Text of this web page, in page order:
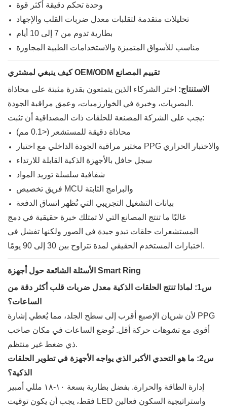
وحدة تحكم دقيقة أكثر قوة
تحليلات متقدمة لتقلبات معدل ضربات القلب والإجهاد
بطارية تدوم من 7 إلى 10 أيام
مناسب للأسواق المتميزة والاستخدامات الطبية المجاورة
كيف ينبغي لمشتري OEM/ODM تقييم المصانع
الاستنتاج: اختر الشركاء الذين يتمتعون بقدرة مثبتة على محاذاة
البصريات، وخبرة في الخوارزميات، وعمق مراقبة الجودة.
يجب على الشركة المصنعة للحلقات ذات المصداقية أن تثبت:
محاذاة دقيقة للمستشعر (<0.1 مم)
مختبر مراقبة الجودة الداخلي مع اختبار PPG والاختبار الحراري
سجل حافل بالأجهزة الذكية القابلة للارتداء
شفافية سلسلة توريد المواد
فريق تخصيص MCU والبرامج الثابتة
بيانات التشغيل التجريبي التي تُظهر اتساق الدفعة
غالبًا ما تنتج المصانع التي لا تمتلك خبرة حقيقية في دمج
المستشعرات حلقات تبدو جيدة في الصور ولكنها تفشل في
اختبارات المستخدم الحقيقي لمدة تتراوح بين 30 إلى 90 يومًا.
الأسئلة الشائعة حول أجهزة Smart Ring
س1: لماذا تنتج الحلقات الذكية معدل ضربات قلب أكثر دقة من
الساعات؟
لأن شريان الإصبع أقرب إلى سطح الجلد، مما يُعطي إشارة PPG
أقوى مع تشوهات حركة أقل. تُوضع الساعات في مكان صاخب
ذي ضغط غير منتظم.
س2: ما هو التحدي الأكبر الذي يواجه الأجهزة في تطوير الحلقات
الذكية؟
إدارة الطاقة والحرارة. بفضل بطارية بسعة ١٠-١٨ مللي أمبير
فقط، يجب أن يكون توقيت LED واستراتيجية السكون فعالين